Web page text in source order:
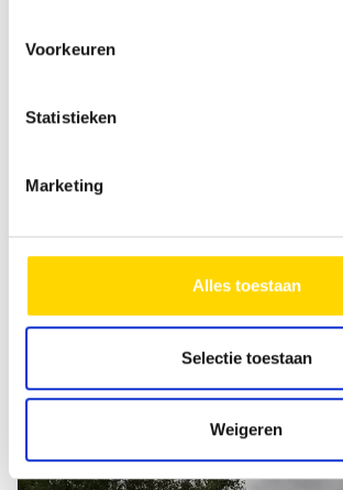
Voorkeuren
Statistieken
Marketing
Alles toestaan
Selectie toestaan
Weigeren
contact met ons opneemt, worden uw
het verzoek. Deze gegevens worden niet
verwijzen wij u naar ons
Bericht verzenden
Vergelijkbare voertuigen